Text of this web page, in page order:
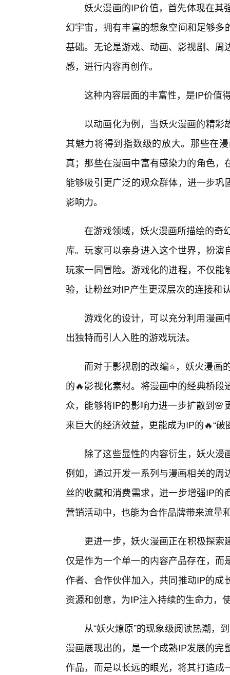
妖火漫画的IP价值，首先体现在其
幻宇宙，拥有丰富的想象空间和足够
基础。无论是游戏、动画、影视剧、
感，进行内容再创作。
这种内容层面的丰富性，是IP价值
以动画化为例，当妖火漫画的精
其魅力将得到指数级的放大。那些在
真；那些在漫画中富有感染力的角色
能够吸引更广泛的观众群体，进一步
影响力。
在游戏领域，妖火漫画所描绘的奇
库。玩家可以亲身进入这个世界，扮
玩家一同冒险。游戏化的进程，不仅
验，让粉丝对IP产生更深层次的连接和
游戏化的设计，可以充分利用漫画
出独特而引人入胜的游戏玩法。
而对于影视剧的改编⭐，妖火漫
的🔥影视化素材。将漫画中的经典桥
众，能够将IP的影响力进一步扩散到
来巨大的经济效益，更能成为IP的🔥“
除了这些显性的内容衍生，妖火
例如，通过开发一系列与漫画相关的
丝的收藏和消费需求，进一步增强IP
营销活动中，也能为合作品牌带来流量
更进一步，妖火漫画正在积极探
仅是作为一个单一的内容产品存在，
作者、合作伙伴加入，共同推动IP的
资源和创意，为IP注入持续的生命力，
从“妖火燎原”的现象级阅读热潮，
漫画展现出的，是一个成熟IP发展的
作品，而是以长远的眼光，将其打造